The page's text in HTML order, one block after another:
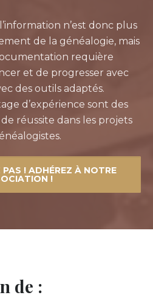
n’est donc plus
de la généalogie, mais
requière
et de progresser avec
des outils adaptés.
d’expérience sont des
réussite dans les projets
PAS ! ADHÉREZ À NOTRE
!
de :